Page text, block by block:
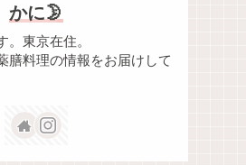
かに🌛
。東京在住。
膳料理の情報をお届けして